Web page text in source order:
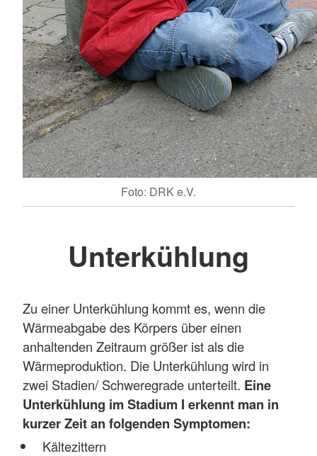
Foto: DRK e.V.
Unterkühlung
Zu einer Unterkühlung kommt es, wenn die
Wärmeabgabe des Körpers über einen
anhaltenden Zeitraum größer ist als die
Wärmeproduktion. Die Unterkühlung wird in
zwei Stadien/ Schweregrade unterteilt. Eine
Unterkühlung im Stadium I erkennt man in
kurzer Zeit an folgenden Symptomen:
Kältezittern